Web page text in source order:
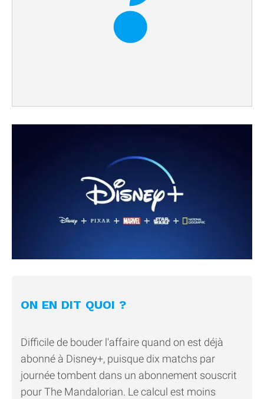
ON EN DIT QUOI ?
Difficile de bouder l'affaire quand on est déjà
abonné à Disney+, puisque dix matchs par
journée tombent dans un abonnement souscrit
pour The Mandalorian. Le calcul est moins